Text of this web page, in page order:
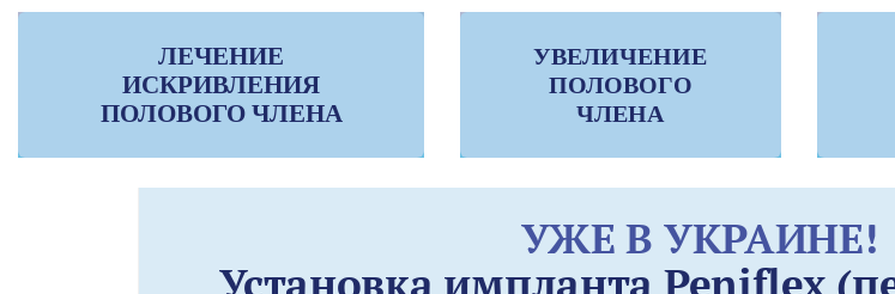
ЛЕЧЕНИЕ
ИСКРИВЛЕНИЯ
ПОЛОВОГО ЧЛЕНА
УВЕЛИЧЕНИЕ
ПОЛОВОГО
ЧЛЕНА
УЖЕ В УКРАИНЕ!
Установка импланта Peniflex